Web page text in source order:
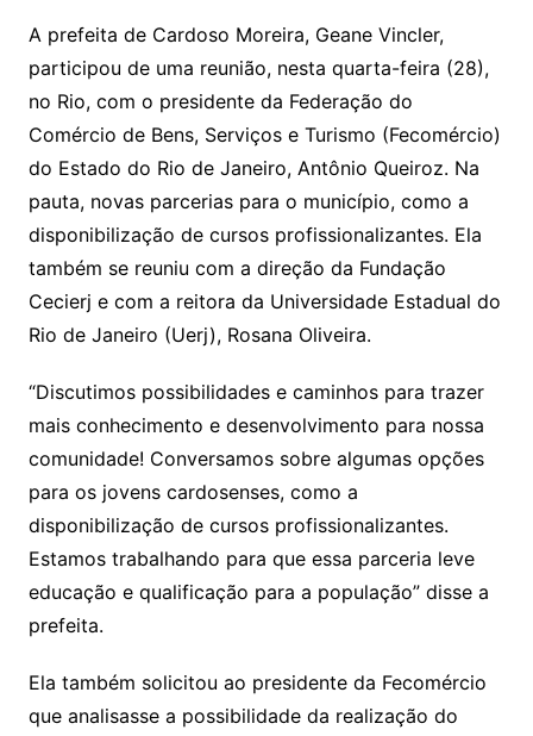
A prefeita de Cardoso Moreira, Geane Vincler,
participou de uma reunião, nesta quarta-feira (28),
no Rio, com o presidente da Federação do
Comércio de Bens, Serviços e Turismo (Fecomércio)
do Estado do Rio de Janeiro, Antônio Queiroz. Na
pauta, novas parcerias para o município, como a
disponibilização de cursos profissionalizantes. Ela
também se reuniu com a direção da Fundação
Cecierj e com a reitora da Universidade Estadual do
Rio de Janeiro (Uerj), Rosana Oliveira.
“Discutimos possibilidades e caminhos para trazer
mais conhecimento e desenvolvimento para nossa
comunidade! Conversamos sobre algumas opções
para os jovens cardosenses, como a
disponibilização de cursos profissionalizantes.
Estamos trabalhando para que essa parceria leve
educação e qualificação para a população” disse a
prefeita.
Ela também solicitou ao presidente da Fecomércio
que analisasse a possibilidade da realização do